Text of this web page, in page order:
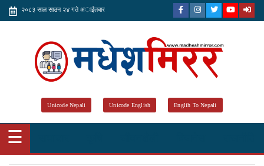
२०८३ साल साउन २४ गते अाईतबार
Unicode Nepali Unicode English Englih To Nepali
☰